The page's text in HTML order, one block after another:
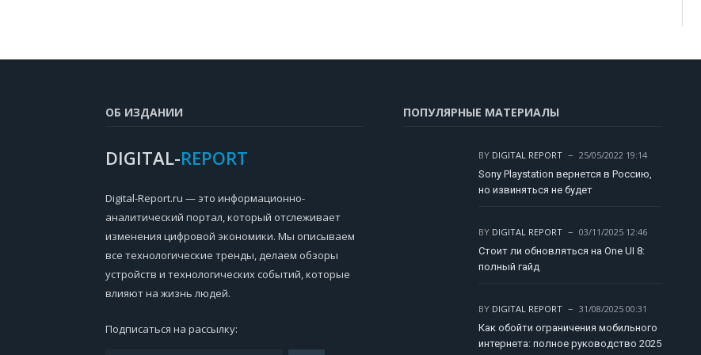
ОБ ИЗДАНИИ
DIGITAL-REPORT
Digital-Report.ru — это информационно-
аналитический портал, который отслеживает
изменения цифровой экономики. Мы описываем
все технологические тренды, делаем обзоры
устройств и технологических событий, которые
влияют на жизнь людей.
Подписаться на рассылку:
ПОПУЛЯРНЫЕ МАТЕРИАЛЫ
BY DIGITAL REPORT
25/05/2022 19:14
Sony Playstation вернется в Россию,
но извиняться не будет
BY DIGITAL REPORT
03/11/2025 12:46
Стоит ли обновляться на One UI 8:
полный гайд
BY DIGITAL REPORT
31/08/2025 00:31
Как обойти ограничения мобильного
интернета: полное руководство 2025